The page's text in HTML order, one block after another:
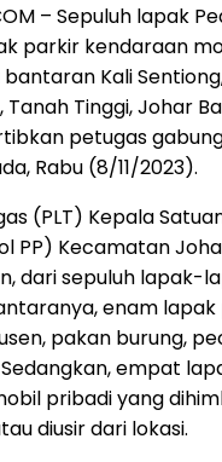
– Sepuluh lapak
parkir kendaraan
Kali
Tanah Tinggi, Johar
petugas
Rabu (8/11/2023).
(PLT) Kepala
PP) Kecamatan
dari sepuluh lapak-
enam lapak
pakan burung,
empat
pribadi yang
diusir dari lokasi.